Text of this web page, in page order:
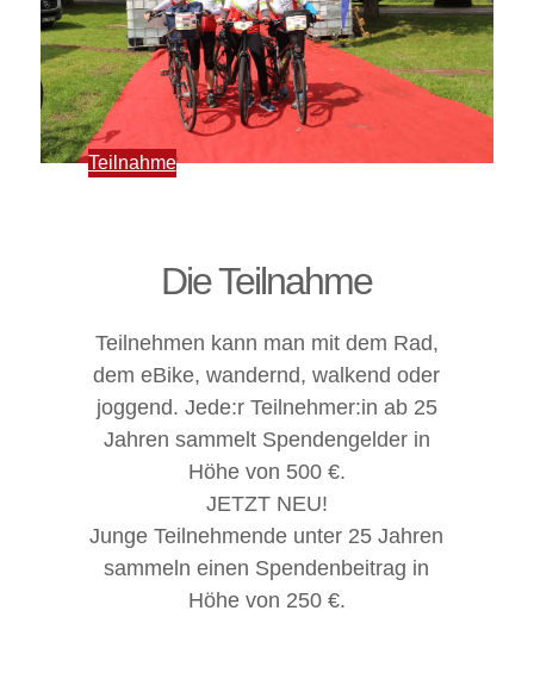
Die Teilnahme
Teilnehmen kann man mit dem Rad,
dem eBike, wandernd, walkend oder
joggend. Jede:r Teilnehmer:in ab 25
Jahren sammelt Spendengelder in
Höhe von 500 €.
JETZT NEU!
Junge Teilnehmende unter 25 Jahren
sammeln einen Spendenbeitrag in
Höhe von 250 €.
Teilnahme